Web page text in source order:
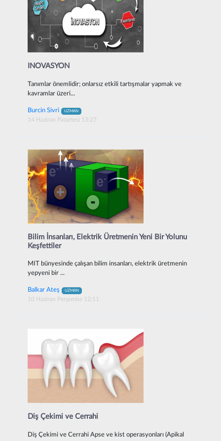
INOVASYON
Tanımlar önemlidir; onlarsız etkili tartışmalar yapmak ve
kavramlar üzeri...
Burcin Sivri UZMAN
14 Haziran Pazartesi 13:27
Bilim İnsanları, Elektrik Üretmenin Yeni Bir Yolunu
Keşfettiler
MIT bünyesinde çalışan bilim insanları, elektrik üretmenin
yepyeni bir ...
Balkar Ateş UZMAN
10 Haziran Perşembe 12:11
Diş Çekimi ve Cerrahi
Diş Çekimi ve Cerrahi Apse ve kist operasyonları (Apikal